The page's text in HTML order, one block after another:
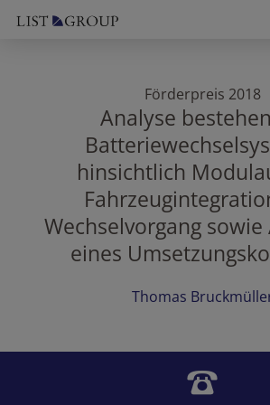
Förderpreis 2018
Analyse
hinsichtlich
Wechselvorgang
eines
Thomas